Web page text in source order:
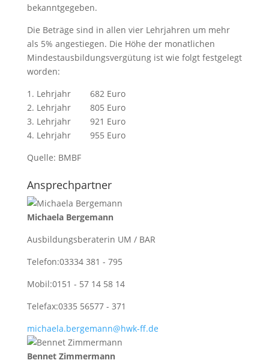
bekanntgegeben.
Die Beträge sind in allen vier Lehrjahren um mehr
als 5% angestiegen. Die Höhe der monatlichen
Mindestausbildungsvergütung ist wie folgt festgelegt
worden:
1. Lehrjahr 682 Euro
2. Lehrjahr 805 Euro
3. Lehrjahr 921 Euro
4. Lehrjahr 955 Euro
Quelle: BMBF
Ansprechpartner
Michaela Bergemann
Ausbildungsberaterin UM / BAR
Telefon:03334 381 - 795
Mobil:0151 - 57 14 58 14
Telefax:0335 56577 - 371
michaela.bergemann@hwk-ff.de
Bennet Zimmermann